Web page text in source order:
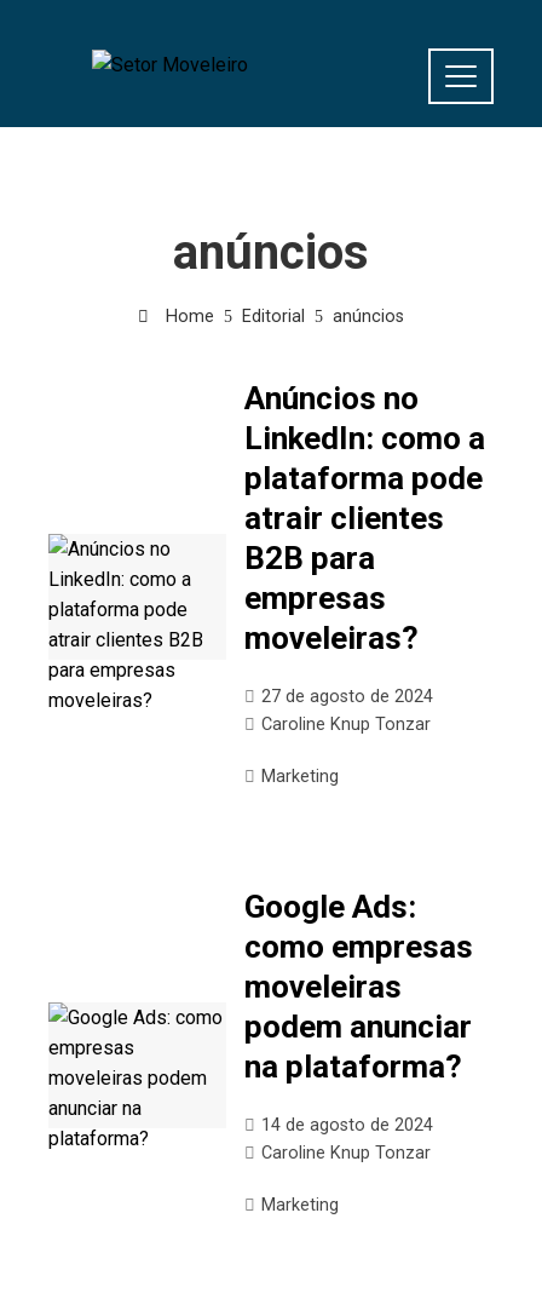
anúncios
Home Editorial anúncios
Anúncios no
LinkedIn: como a
plataforma pode
atrair clientes
B2B para
empresas
moveleiras?
27 de agosto de 2024
Caroline Knup Tonzar
Marketing
Google Ads:
como empresas
moveleiras
podem anunciar
na plataforma?
14 de agosto de 2024
Caroline Knup Tonzar
Marketing